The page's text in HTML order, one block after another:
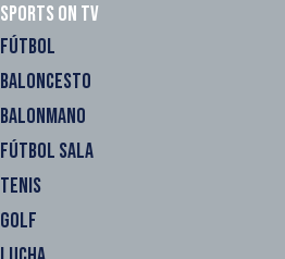
Sports on TV
FÚTBOL
BALONCESTO
BALONMANO
FÚTBOL SALA
TENIS
GOLF